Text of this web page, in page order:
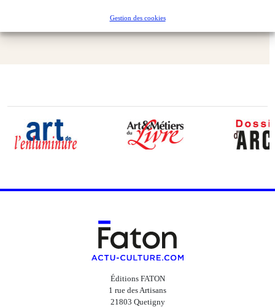
Gestion des cookies
Éditions FATON
1 rue des Artisans
21803 Quetigny